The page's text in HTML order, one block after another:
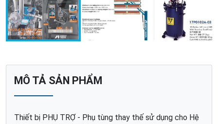
MÔ TẢ SẢN PHẨM
Thiết bị PHỤ TRỢ - Phụ tùng thay thế sử dụng cho Hệ